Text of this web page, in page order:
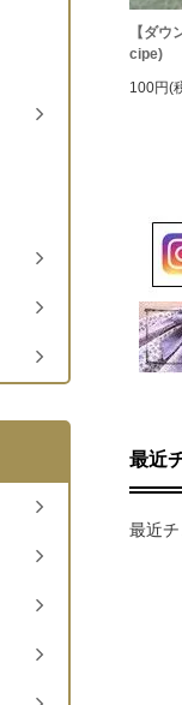
【ダ
cipe)
100円(
最近
最近チ